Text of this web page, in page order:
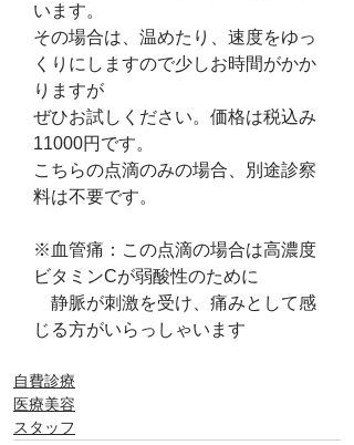
います。
その場合は、温めたり、速度をゆっ
くりにしますので少しお時間がかか
りますが
ぜひお試しください。価格は税込み
11000円です。
こちらの点滴のみの場合、別途診察
料は不要です。
※血管痛：この点滴の場合は高濃度
ビタミンCが弱酸性のために
静脈が刺激を受け、痛みとして感
じる方がいらっしゃいます
自費診療
医療美容
スタッフ